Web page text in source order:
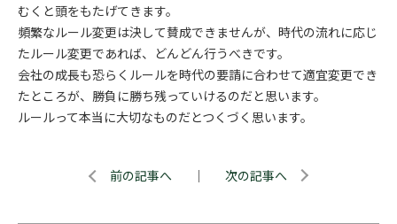
むくと頭をもたげてきます。
頻繁なルール変更は決して賛成できませんが、時代の流れに応じ
たルール変更であれば、どんどん行うべきです。
会社の成長も恐らくルールを時代の要請に合わせて適宜変更でき
たところが、勝負に勝ち残っていけるのだと思います。
ルールって本当に大切なものだとつくづく思います。
前の記事へ ｜ 次の記事へ